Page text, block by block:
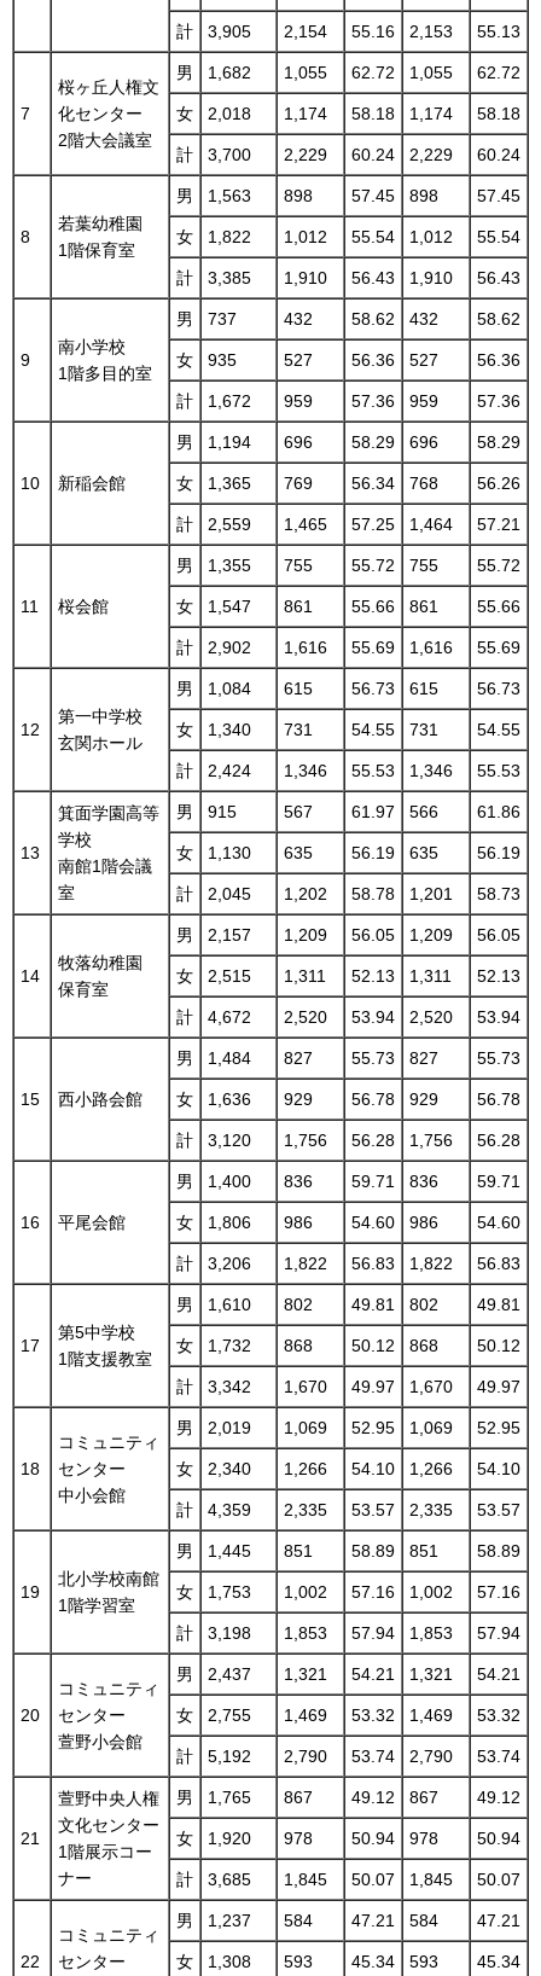
計 3,905 2,154 55.16 2,153 55.13
7
桜ヶ丘人権文
化センター
2階大会議室
男 1,682 1,055 62.72 1,055 62.72
女 2,018 1,174 58.18 1,174 58.18
計 3,700 2,229 60.24 2,229 60.24
8
若葉幼稚園
1階保育室
男 1,563 898 57.45 898 57.45
女 1,822 1,012 55.54 1,012 55.54
計 3,385 1,910 56.43 1,910 56.43
9
南小学校
1階多目的室
男 737 432 58.62 432 58.62
女 935 527 56.36 527 56.36
計 1,672 959 57.36 959 57.36
10 新稲会館
男 1,194 696 58.29 696 58.29
女 1,365 769 56.34 768 56.26
計 2,559 1,465 57.25 1,464 57.21
11 桜会館
男 1,355 755 55.72 755 55.72
女 1,547 861 55.66 861 55.66
計 2,902 1,616 55.69 1,616 55.69
12
第一中学校
玄関ホール
男 1,084 615 56.73 615 56.73
女 1,340 731 54.55 731 54.55
計 2,424 1,346 55.53 1,346 55.53
13
箕面学園高等
学校
南館1階会議
室
男 915 567 61.97 566 61.86
女 1,130 635 56.19 635 56.19
計 2,045 1,202 58.78 1,201 58.73
14
牧落幼稚園
保育室
男 2,157 1,209 56.05 1,209 56.05
女 2,515 1,311 52.13 1,311 52.13
計 4,672 2,520 53.94 2,520 53.94
15 西小路会館
男 1,484 827 55.73 827 55.73
女 1,636 929 56.78 929 56.78
計 3,120 1,756 56.28 1,756 56.28
16 平尾会館
男 1,400 836 59.71 836 59.71
女 1,806 986 54.60 986 54.60
計 3,206 1,822 56.83 1,822 56.83
17
第5中学校
1階支援教室
男 1,610 802 49.81 802 49.81
女 1,732 868 50.12 868 50.12
計 3,342 1,670 49.97 1,670 49.97
18
コミュニティ
センター
中小会館
男 2,019 1,069 52.95 1,069 52.95
女 2,340 1,266 54.10 1,266 54.10
計 4,359 2,335 53.57 2,335 53.57
19
北小学校南館
1階学習室
男 1,445 851 58.89 851 58.89
女 1,753 1,002 57.16 1,002 57.16
計 3,198 1,853 57.94 1,853 57.94
20
コミュニティ
センター
萱野小会館
男 2,437 1,321 54.21 1,321 54.21
女 2,755 1,469 53.32 1,469 53.32
計 5,192 2,790 53.74 2,790 53.74
21
萱野中央人権
文化センター
1階展示コー
ナー
男 1,765 867 49.12 867 49.12
女 1,920 978 50.94 978 50.94
計 3,685 1,845 50.07 1,845 50.07
22
コミュニティ
センター
男 1,237 584 47.21 584 47.21
女 1,308 593 45.34 593 45.34